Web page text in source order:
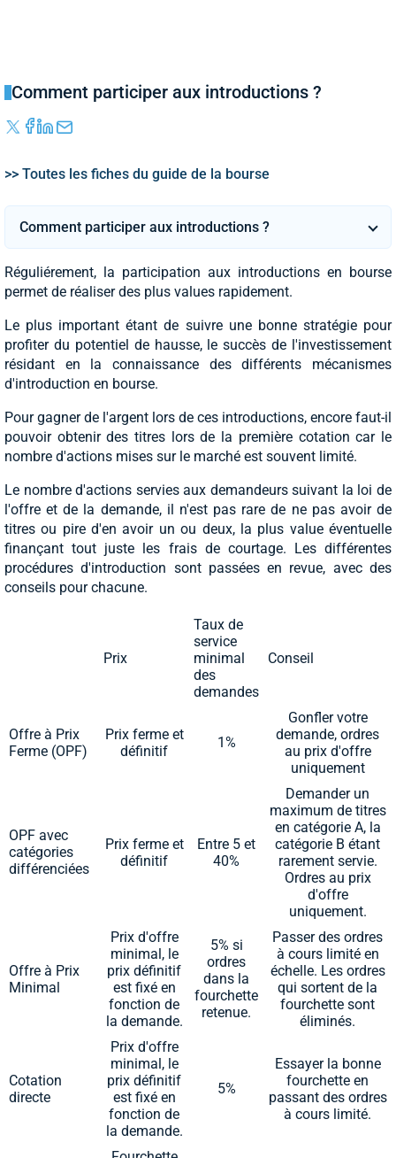
Comment participer aux introductions ?
>> Toutes les fiches du guide de la bourse
Comment participer aux introductions ?
Réguliérement, la participation aux introductions en bourse
permet de réaliser des plus values rapidement.
Le plus important étant de suivre une bonne stratégie pour
profiter du potentiel de hausse, le succès de l'investissement
résidant en la connaissance des différents mécanismes
d'introduction en bourse.
Pour gagner de l'argent lors de ces introductions, encore faut-il
pouvoir obtenir des titres lors de la première cotation car le
nombre d'actions mises sur le marché est souvent limité.
Le nombre d'actions servies aux demandeurs suivant la loi de
l'offre et de la demande, il n'est pas rare de ne pas avoir de
titres ou pire d'en avoir un ou deux, la plus value éventuelle
finançant tout juste les frais de courtage. Les différentes
procédures d'introduction sont passées en revue, avec des
conseils pour chacune.
Prix
Taux de
service
minimal
des
demandes
Conseil
Offre à Prix
Ferme (OPF)
Prix ferme et
définitif
1%
Gonfler votre
demande, ordres
au prix d'offre
uniquement
OPF avec
catégories
différenciées
Prix ferme et
définitif
Entre 5 et
40%
Demander un
maximum de titres
en catégorie A, la
catégorie B étant
rarement servie.
Ordres au prix
d'offre
uniquement.
Offre à Prix
Minimal
Prix d'offre
minimal, le
prix définitif
est fixé en
fonction de
la demande.
5% si
ordres
dans la
fourchette
retenue.
Passer des ordres
à cours limité en
échelle. Les ordres
qui sortent de la
fourchette sont
éliminés.
Cotation
directe
Prix d'offre
minimal, le
prix définitif
est fixé en
fonction de
la demande.
5%
Essayer la bonne
fourchette en
passant des ordres
à cours limité.